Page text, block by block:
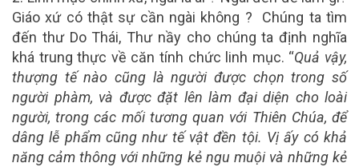
Giáo xứ có thật sự cần ngài không ? Chúng ta tìm
đến thư Do Thái, Thư nầy cho chúng ta định nghĩa
khá trung thực về căn tính chức linh mục. “Quả vậy,
thượng tế nào cũng là người được chọn trong số
người phàm, và được đặt lên làm đại diện cho loài
người, trong các mối tương quan với Thiên Chúa, để
dâng lễ phẩm cũng như tế vật đền tội. Vị ấy có khả
năng cảm thông với những kẻ ngu muội và những kẻ